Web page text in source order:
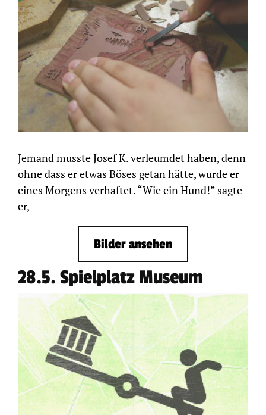
Jemand musste Josef K. verleumdet haben, denn
ohne dass er etwas Böses getan hätte, wurde er
eines Morgens verhaftet. “Wie ein Hund!” sagte
er,
Bilder ansehen
28.5. Spielplatz Museum